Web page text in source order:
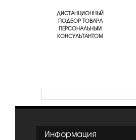
ДИСТАНЦИОННЫЙ
ПОДБОР ТОВАРА
ПЕРСОНАЛЬНЫМ
КОНСУЛЬТАНТОМ
Информация